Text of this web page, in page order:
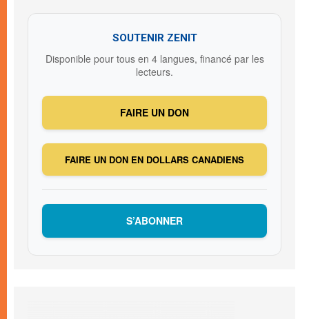
SOUTENIR ZENIT
Disponible pour tous en 4 langues, financé par les
lecteurs.
FAIRE UN DON
FAIRE UN DON EN DOLLARS CANADIENS
S’ABONNER